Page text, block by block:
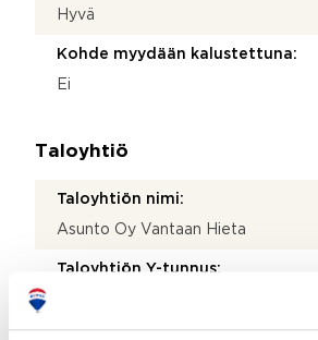
Hyvä
Kohde myydään kalustettuna:
Ei
Taloyhtiö
Taloyhtiön nimi:
Asunto Oy Vantaan Hieta
Taloyhtiön Y-tunnus: